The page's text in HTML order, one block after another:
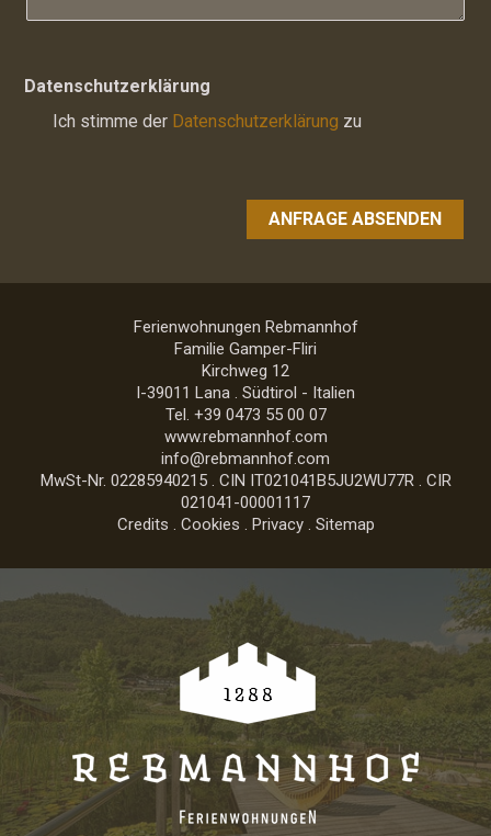
Datenschutzerklärung
Ich stimme der Datenschutzerklärung zu
ANFRAGE ABSENDEN
Ferienwohnungen Rebmannhof
Familie Gamper-Fliri
Kirchweg 12
I-39011 Lana . Südtirol - Italien
Tel. +39 0473 55 00 07
www.rebmannhof.com
info@rebmannhof.com
MwSt-Nr. 02285940215 . CIN IT021041B5JU2WU77R . CIR
021041-00001117
Credits . Cookies . Privacy. Sitemap